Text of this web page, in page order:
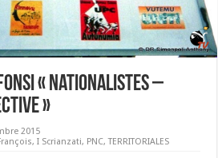
« Nationalistes –
»
2015
,I Scrianzati, PNC,TERRITORIALES